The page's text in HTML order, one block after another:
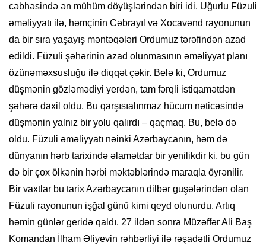
cəbhəsində ən mühüm döyüşlərindən biri idi. Uğurlu Füzuli
əməliyyatı ilə, həmçinin Cəbrayıl və Xocavənd rayonunun
da bir sıra yaşayış məntəqələri Ordumuz tərəfindən azad
edildi. Füzuli şəhərinin azad olunmasının əməliyyat planı
özünəməxsusluğu ilə diqqət çəkir. Belə ki, Ordumuz
düşmənin gözləmədiyi yerdən, tam fərqli istiqamətdən
şəhərə daxil oldu. Bu qarşısıalınmaz hücum nəticəsində
düşmənin yalnız bir yolu qalırdı – qaçmaq. Bu, belə də
oldu. Füzuli əməliyyatı nəinki Azərbaycanın, həm də
dünyanın hərb tarixində əlamətdar bir yenilikdir ki, bu gün
də bir çox ölkənin hərbi məktəblərində maraqla öyrənilir.
Bir vaxtlar bu tarix Azərbaycanın dilbər guşələrindən olan
Füzuli rayonunun işğal günü kimi qeyd olunurdu. Artıq
həmin günlər geridə qaldı. 27 ildən sonra Müzəffər Ali Baş
Komandan İlham Əliyevin rəhbərliyi ilə rəşadətli Ordumuz